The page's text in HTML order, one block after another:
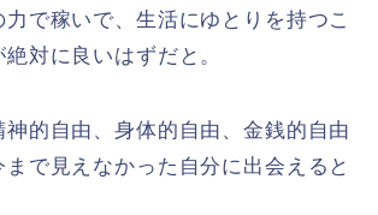
で稼いで、生活にゆとりを持つこ
対に良いはずだと。
的自由、身体的自由、金銭的自由
で見えなかった自分に出会えると